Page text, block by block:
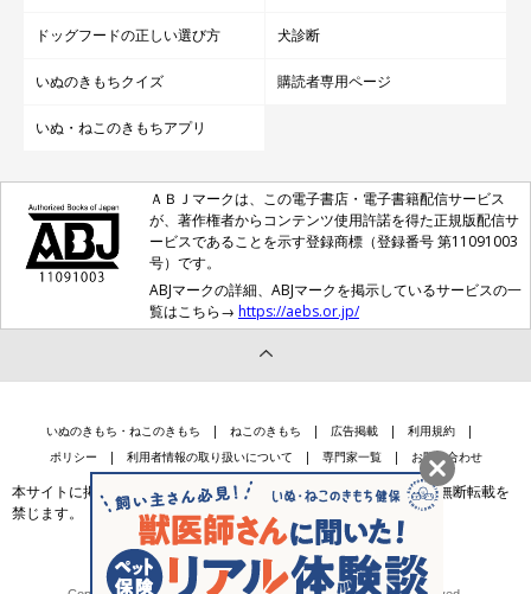
ドッグフードの正しい選び方 犬診断
いぬのきもちクイズ 購読者専用ページ
いぬ・ねこのきもちアプリ
ＡＢＪマークは、この電子書店・電子書籍配信サービス
が、著作権者からコンテンツ使用許諾を得た正規版配信サ
ービスであることを示す登録商標（登録番号 第11091003
号）です。
ABJマークの詳細、ABJマークを掲示しているサービスの一
覧はこちら→ https://aebs.or.jp/
いぬのきもち・ねこのきもち ねこのきもち 広告掲載
利用規約
ポリシー
利用者情報の取り扱いについて 専門家一覧 お問い合わせ
本サイトに掲載されている記事・写真・イラスト等のコンテンツの無断転載を
禁じます。
会社案内 個人情報保護法に基づく公表事項等